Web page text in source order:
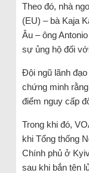
Theo đó, nhà
(EU) – bà Kaja
Âu – ông
sự ủng hộ đối
Đội ngũ lãnh
chứng minh
điểm nguy cấp
Trong khi đó,
khi Tổng thống
Chính phủ ở
sau khi bắn tên